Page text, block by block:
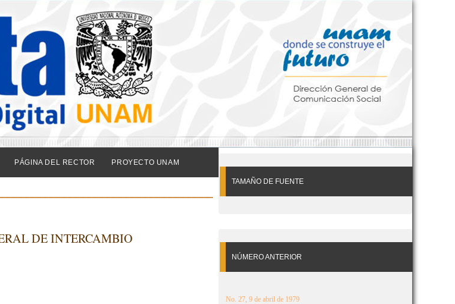
TAMAÑO DE FUENTE
NÚMERO ANTERIOR
No. 27, 9 de abril de 1979
PÁGINA DEL RECTOR PROYECTO UNAM
DE INTERCAMBIO